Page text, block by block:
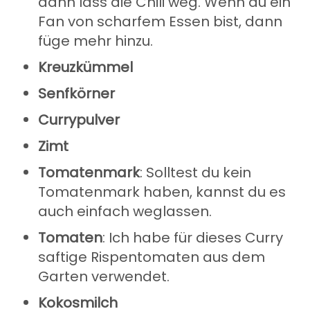
Fan von scharfem Essen bist, dann
füge mehr hinzu.
Kreuzkümmel
Senfkörner
Currypulver
Zimt
Tomatenmark: Solltest du kein
Tomatenmark haben, kannst du es
auch einfach weglassen.
Tomaten: Ich habe für dieses Curry
saftige Rispentomaten aus dem
Garten verwendet.
Kokosmilch